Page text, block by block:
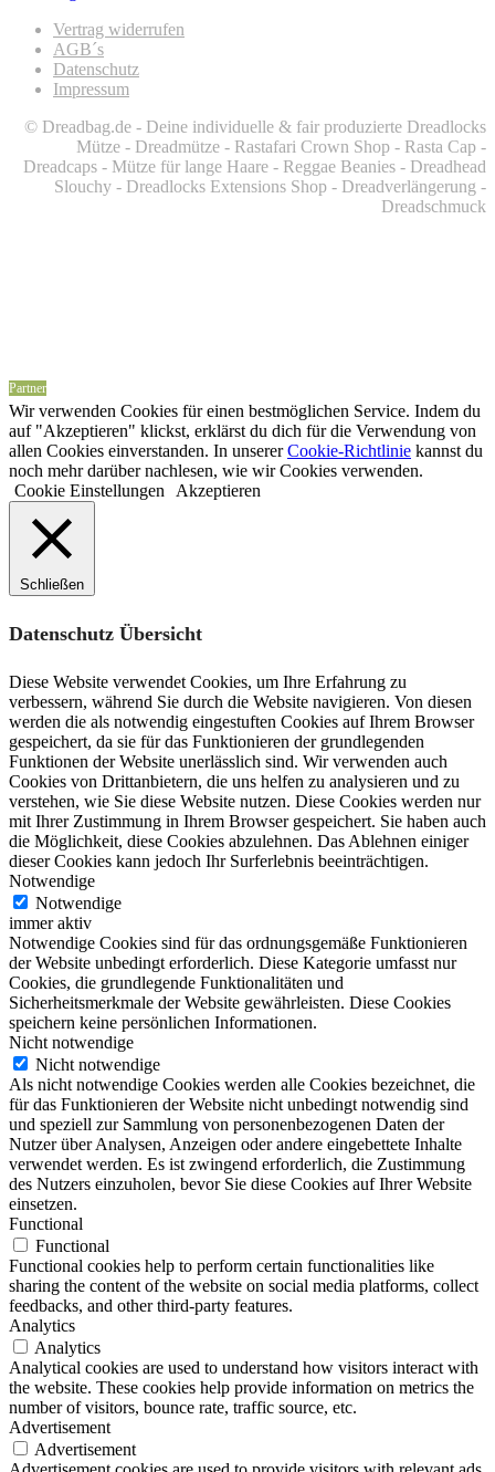
Vertrag widerrufen
AGB´s
Datenschutz
Impressum
© Dreadbag.de - Deine individuelle & fair produzierte Dreadlocks
Mütze - Dreadmütze - Rastafari Crown Shop - Rasta Cap -
Dreadcaps - Mütze für lange Haare - Reggae Beanies - Dreadhead
Slouchy - Dreadlocks Extensions Shop - Dreadverlängerung -
Dreadschmuck
Partner
Wir verwenden Cookies für einen bestmöglichen Service. Indem du
auf "Akzeptieren" klickst, erklärst du dich für die Verwendung von
allen Cookies einverstanden. In unsererCookie-Richtlinie kannst du
noch mehr darüber nachlesen, wie wir Cookies verwenden.
Cookie Einstellungen Akzeptieren
Schließen
Datenschutz Übersicht
Diese Website verwendet Cookies, um Ihre Erfahrung zu
verbessern, während Sie durch die Website navigieren. Von diesen
werden die als notwendig eingestuften Cookies auf Ihrem Browser
gespeichert, da sie für das Funktionieren der grundlegenden
Funktionen der Website unerlässlich sind. Wir verwenden auch
Cookies von Drittanbietern, die uns helfen zu analysieren und zu
verstehen, wie Sie diese Website nutzen. Diese Cookies werden nur
mit Ihrer Zustimmung in Ihrem Browser gespeichert. Sie haben auch
die Möglichkeit, diese Cookies abzulehnen. Das Ablehnen einiger
dieser Cookies kann jedoch Ihr Surferlebnis beeinträchtigen.
Notwendige
Notwendige
immer aktiv
Notwendige Cookies sind für das ordnungsgemäße Funktionieren
der Website unbedingt erforderlich. Diese Kategorie umfasst nur
Cookies, die grundlegende Funktionalitäten und
Sicherheitsmerkmale der Website gewährleisten. Diese Cookies
speichern keine persönlichen Informationen.
Nicht notwendige
Nicht notwendige
Als nicht notwendige Cookies werden alle Cookies bezeichnet, die
für das Funktionieren der Website nicht unbedingt notwendig sind
und speziell zur Sammlung von personenbezogenen Daten der
Nutzer über Analysen, Anzeigen oder andere eingebettete Inhalte
verwendet werden. Es ist zwingend erforderlich, die Zustimmung
des Nutzers einzuholen, bevor Sie diese Cookies auf Ihrer Website
einsetzen.
Functional
Functional
Functional cookies help to perform certain functionalities like
sharing the content of the website on social media platforms, collect
feedbacks, and other third-party features.
Analytics
Analytics
Analytical cookies are used to understand how visitors interact with
the website. These cookies help provide information on metrics the
number of visitors, bounce rate, traffic source, etc.
Advertisement
Advertisement